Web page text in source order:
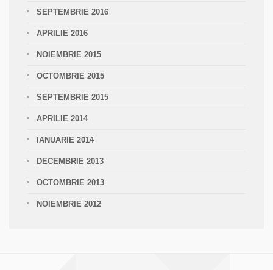
SEPTEMBRIE 2016
APRILIE 2016
NOIEMBRIE 2015
OCTOMBRIE 2015
SEPTEMBRIE 2015
APRILIE 2014
IANUARIE 2014
DECEMBRIE 2013
OCTOMBRIE 2013
NOIEMBRIE 2012